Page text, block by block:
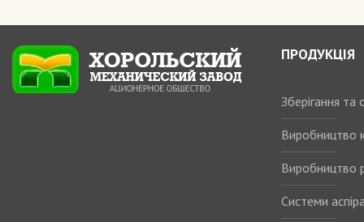
ПРОДУКЦІЯ
Зберігання
Виробництво
Виробництво
Системи